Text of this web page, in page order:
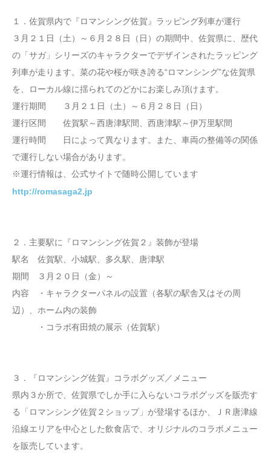
１．佐賀県内で『ロマンシング佐賀』ラッピング列車が運行
３月２１日（土）～６月２８日（日）の期間中、佐賀県に、歴代
の「サガ」シリーズのキャラクターでデザインされたラッピング
列車が走ります。菜の花や桜が咲き誇る“ロマンシング”な佐賀県
を、ローカル線に揺られてのどかにお楽しみ頂けます。
運行期間 ３月２１日（土）～６月２８日（日）
運行区間 佐賀駅～西唐津駅間、西唐津駅～伊万里駅間
運行時間 日によって異なります。また、車両の整備等の関係
で運行しない場合があります。
※運行情報は、公式サイトで随時公開しています
http://romasaga2.jp
２．主要駅に『ロマンシング佐賀２』装飾が登場
駅名 佐賀駅、小城駅、多久駅、唐津駅
期間 ３月２０日（金）～
内容 ・キャラクターパネルの設置（各駅の駅舎又はその周
辺）、ホーム内の装飾
・コラボ有田焼の展示（佐賀駅）
３．『ロマンシング佐賀』コラボグッズ／メニュー
県内３か所で、佐賀県でしか手に入らないコラボグッズを販売す
る「ロマンシング佐賀２ショップ」が登場するほか、ＪＲ唐津線
沿線エリアを中心とした飲食店で、オリジナルのコラボメニュー
を販売しています。